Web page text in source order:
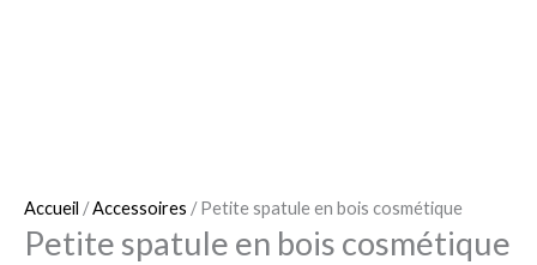
Accueil /Accessoires / Petite spatule en bois cosmétique
Petite spatule en bois cosmétique